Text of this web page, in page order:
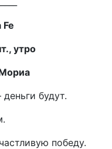
Fe
утро
будут.
победу.